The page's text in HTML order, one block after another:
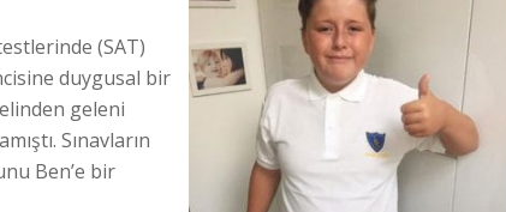
(SAT)
duygusal bir
geleni
Sınavların
Ben’e bir